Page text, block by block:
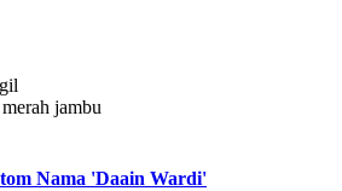
jambu
Nama 'Daain Wardi'